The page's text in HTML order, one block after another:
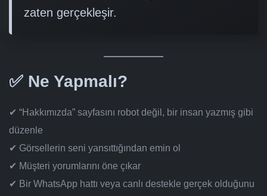
zaten gerçekleşir.
✅ Ne Yapmalı?
✔ “Hakkımızda” sayfasını robot değil, bir insan yazmış gibi
düzenle
✔ Görsellerin seni yansıttığından emin ol
✔ Müşteri yorumlarını öne çıkar
✔ Bir WhatsApp hattı veya canlı destekle gerçek olduğunu